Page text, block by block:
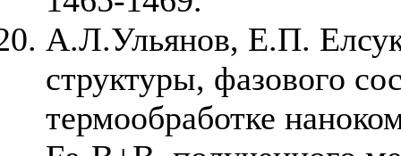
А.Л.Ульянов, Е.П.
структуры, фазового
термообработке